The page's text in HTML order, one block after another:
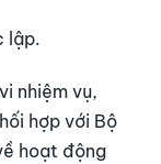
lập.
nhiệm vụ,
hợp với Bộ
hoạt động